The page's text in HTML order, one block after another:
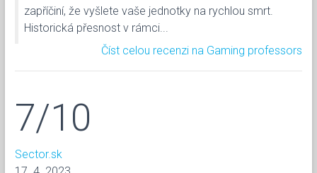
zapříčiní, že vyšlete vaše jednotky na rychlou smrt.
Historická přesnost v rámci...
Číst celou recenzi na Gaming professors
7/10
Sector.sk